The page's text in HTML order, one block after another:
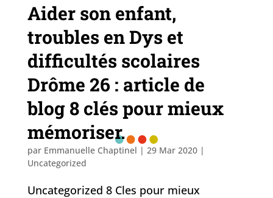
Aider son enfant,
troubles en Dys et
difficultés scolaires
Drôme 26 : article de
blog 8 clés pour mieux
mémoriser.
par Emmanuelle Chaptinel | 29 Mar 2020|
Uncategorized
Uncategorized 8 Cles pour mieux